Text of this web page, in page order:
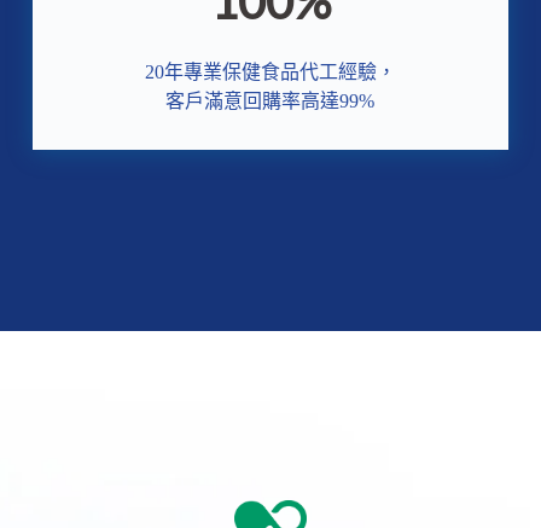
20年專業保健食品代工經驗，
客戶滿意回購率高達99%